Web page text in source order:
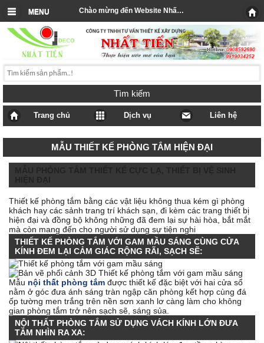
Chào mừng đến Website Nhất Tiến
MENU
Tìm kiếm
Trang chủ Dịch vụ Liên hệ
MẪU THIẾT KẾ PHÒNG TẮM HIỆN ĐẠI
Thiết kế phòng tắm bằng các vật liệu không thua kém gì phòng
khách hay các sảnh trang trí khách sạn, đi kèm các trang thiết bị
hiện đại và đồng bộ không những đã đem lại sự hài hòa, bắt mắt
mà còn mang đến cho người sử dụng sự tiện nghi
THIẾT KẾ PHÒNG TẮM VỚI GAM MẦU SÁNG CÙNG CỬA
KÍNH ĐEM LẠI CẢM GIÁC RỘNG RÃI, SẠCH SẼ:
Mẫu nội thất phòng tắm được thiết kế đặc biệt với hai cửa sổ
nằm ở góc đưa ánh sáng tràn ngập căn phòng kết hợp cùng đá
ốp tường men trắng trên nền sơn xanh lơ càng làm cho không
gian phòng tắm trở nên sạch sẽ, sáng sủa.
NỘI THẤT PHÒNG TẮM SỬ DỤNG VÁCH KÍNH LỚN ĐƯA
TẦM NHÌN RA XA: